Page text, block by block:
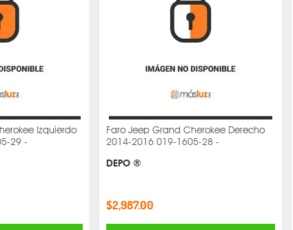
Izquierdo
29 -
Faro Jeep Grand Cherokee Derecho
2014-2016 019-1605-28 -
DEPO ®
$2,987.00